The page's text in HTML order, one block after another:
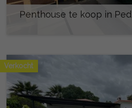
Penthouse te koop in
Verkocht